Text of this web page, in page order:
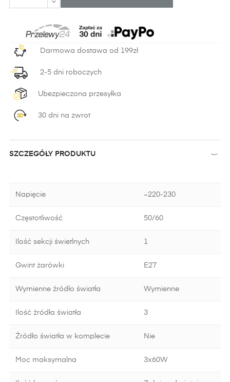
Darmowa dostawa od 199zł
2-5 dni roboczych
Ubezpieczona przesyłka
30 dni na zwrot
SZCZEGÓŁY PRODUKTU
Napięcie ~220-230
Częstotliwość 50/60
Ilość sekcji świetlnych 1
Gwint żarówki E27
Wymienne źródło światła Wymienne
Ilość źródła światła 3
Źródło światła w komplecie Nie
Moc maksymalna 3x60W